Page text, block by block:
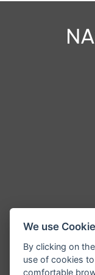
We use
By clicking on
use of cookies
comfortable